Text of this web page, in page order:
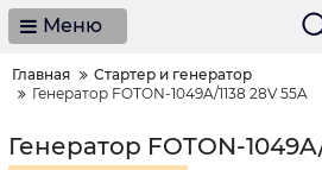
Меню
Главная
Стартер и генератор
Генератор FOTON-1049A/1138 28V 55A
Генератор FOTON-